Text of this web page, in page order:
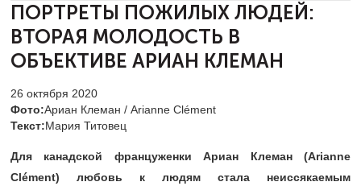
ПОРТРЕТЫ ПОЖИЛЫХ ЛЮДЕЙ:
ВТОРАЯ МОЛОДОСТЬ В
ОБЪЕКТИВЕ АРИАН КЛЕМАН
26 октября 2020
Фото:Ариан Клеман / Arianne Clément
Текст:Мария Титовец
Для канадской француженки Ариан Клеман (Arianne
Clément) любовь к людям стала неиссякаемым